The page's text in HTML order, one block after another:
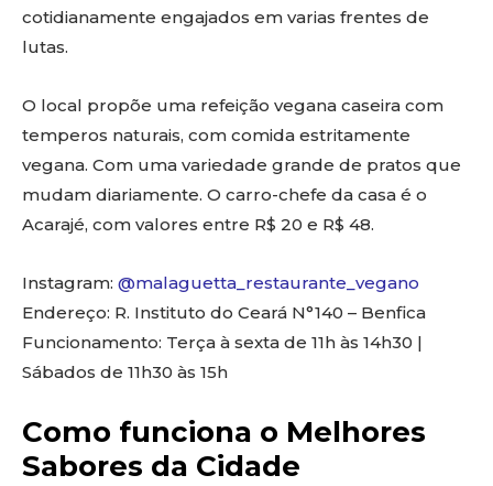
cotidianamente engajados em varias frentes de
lutas.
O local propõe uma refeição vegana caseira com
temperos naturais, com comida estritamente
vegana. Com uma variedade grande de pratos que
mudam diariamente. O carro-chefe da casa é o
Acarajé, com valores entre R$ 20 e R$ 48.
Instagram: @malaguetta_restaurante_vegano
Endereço: R. Instituto do Ceará N°140 – Benfica
Funcionamento: Terça à sexta de 11h às 14h30 |
Sábados de 11h30 às 15h
Como funciona o Melhores
Sabores da Cidade